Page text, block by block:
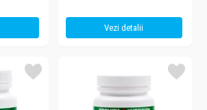
Vezi detalii